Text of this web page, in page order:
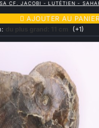
CF. JACOBI - LUTÉTIEN -
 AJOUTER AU PANIER
du plus grand: 11 cm (+1)